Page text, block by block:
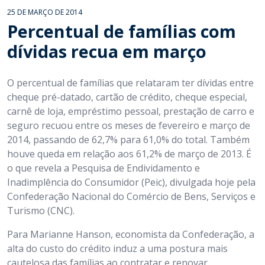
25 DE MARÇO DE 2014
Percentual de famílias com
dívidas recua em março
O percentual de famílias que relataram ter dívidas entre
cheque pré-datado, cartão de crédito, cheque especial,
carnê de loja, empréstimo pessoal, prestação de carro e
seguro recuou entre os meses de fevereiro e março de
2014, passando de 62,7% para 61,0% do total. Também
houve queda em relação aos 61,2% de março de 2013. É
o que revela a Pesquisa de Endividamento e
Inadimplência do Consumidor (Peic), divulgada hoje pela
Confederação Nacional do Comércio de Bens, Serviços e
Turismo (CNC).
Para Marianne Hanson, economista da Confederação, a
alta do custo do crédito induz a uma postura mais